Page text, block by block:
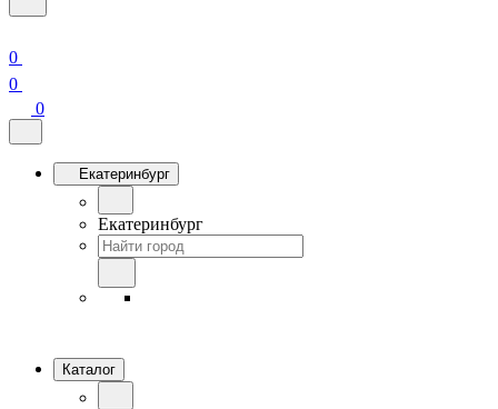
0
0
0
Екатеринбург
Екатеринбург
Каталог